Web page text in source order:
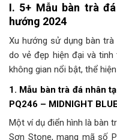
I. 5+ Mẫu bàn trà
hướng 2024
Xu hướng sử dụng bàn
do vẻ đẹp hiện đại và
không gian nổi bật, thể
1. Mẫu bàn trà đá nhân
PQ246 – MIDNIGHT BLUE
Một ví dụ điển hình là bàn
Sơn Stone, mang mã số